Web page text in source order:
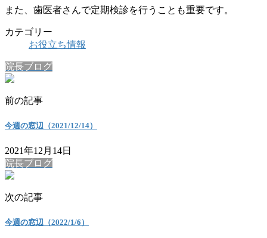
また、歯医者さんで定期検診を行うことも重要です。
カテゴリー
お役立ち情報
院長ブログ
前の記事
今週の窓辺（2021/12/14）
2021年12月14日
院長ブログ
次の記事
今週の窓辺（2022/1/6）